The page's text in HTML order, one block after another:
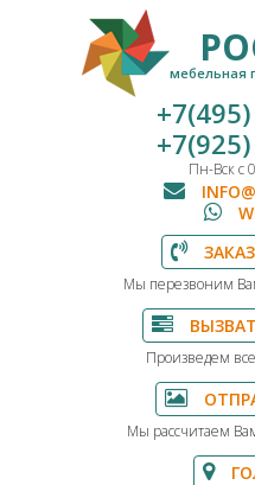
мебельная
Пн-Вск с
Мы перезвоним
Произведем
Мы рассчитаем